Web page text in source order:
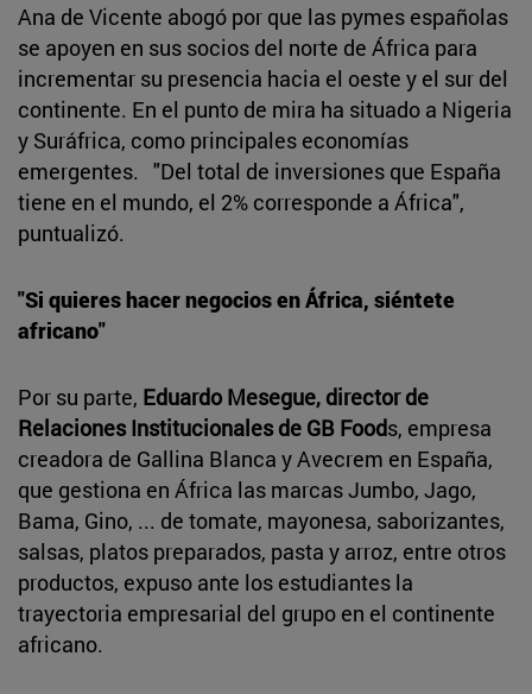
Ana de Vicente abogó por que las pymes españolas
se apoyen en sus socios del norte de África para
incrementar su presencia hacia el oeste y el sur del
continente. En el punto de mira ha situado a Nigeria
y Suráfrica, como principales economías
emergentes. "Del total de inversiones que España
tiene en el mundo, el 2% corresponde a África",
puntualizó.
"Si quieres hacer negocios en África, siéntete
africano"
Por su parte, Eduardo Mesegue, director de
Relaciones Institucionales de GB Foods, empresa
creadora de Gallina Blanca y Avecrem en España,
que gestiona en África las marcas Jumbo, Jago,
Bama, Gino, ... de tomate, mayonesa, saborizantes,
salsas, platos preparados, pasta y arroz, entre otros
productos, expuso ante los estudiantes la
trayectoria empresarial del grupo en el continente
africano.